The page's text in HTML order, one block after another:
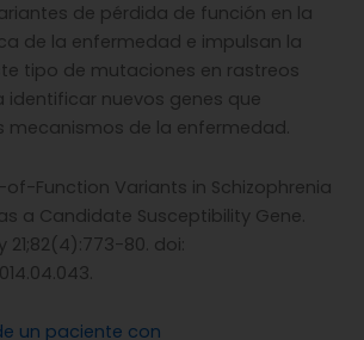
de pérdida de función en la
de la enfermedad e impulsan la
tipo de mutaciones en rastreos
nuevos genes que
mecanismos de la enfermedad.
of-Function Variants in Schizophrenia
as a Candidate Susceptibility Gene.
21;82(4):773-80. doi: